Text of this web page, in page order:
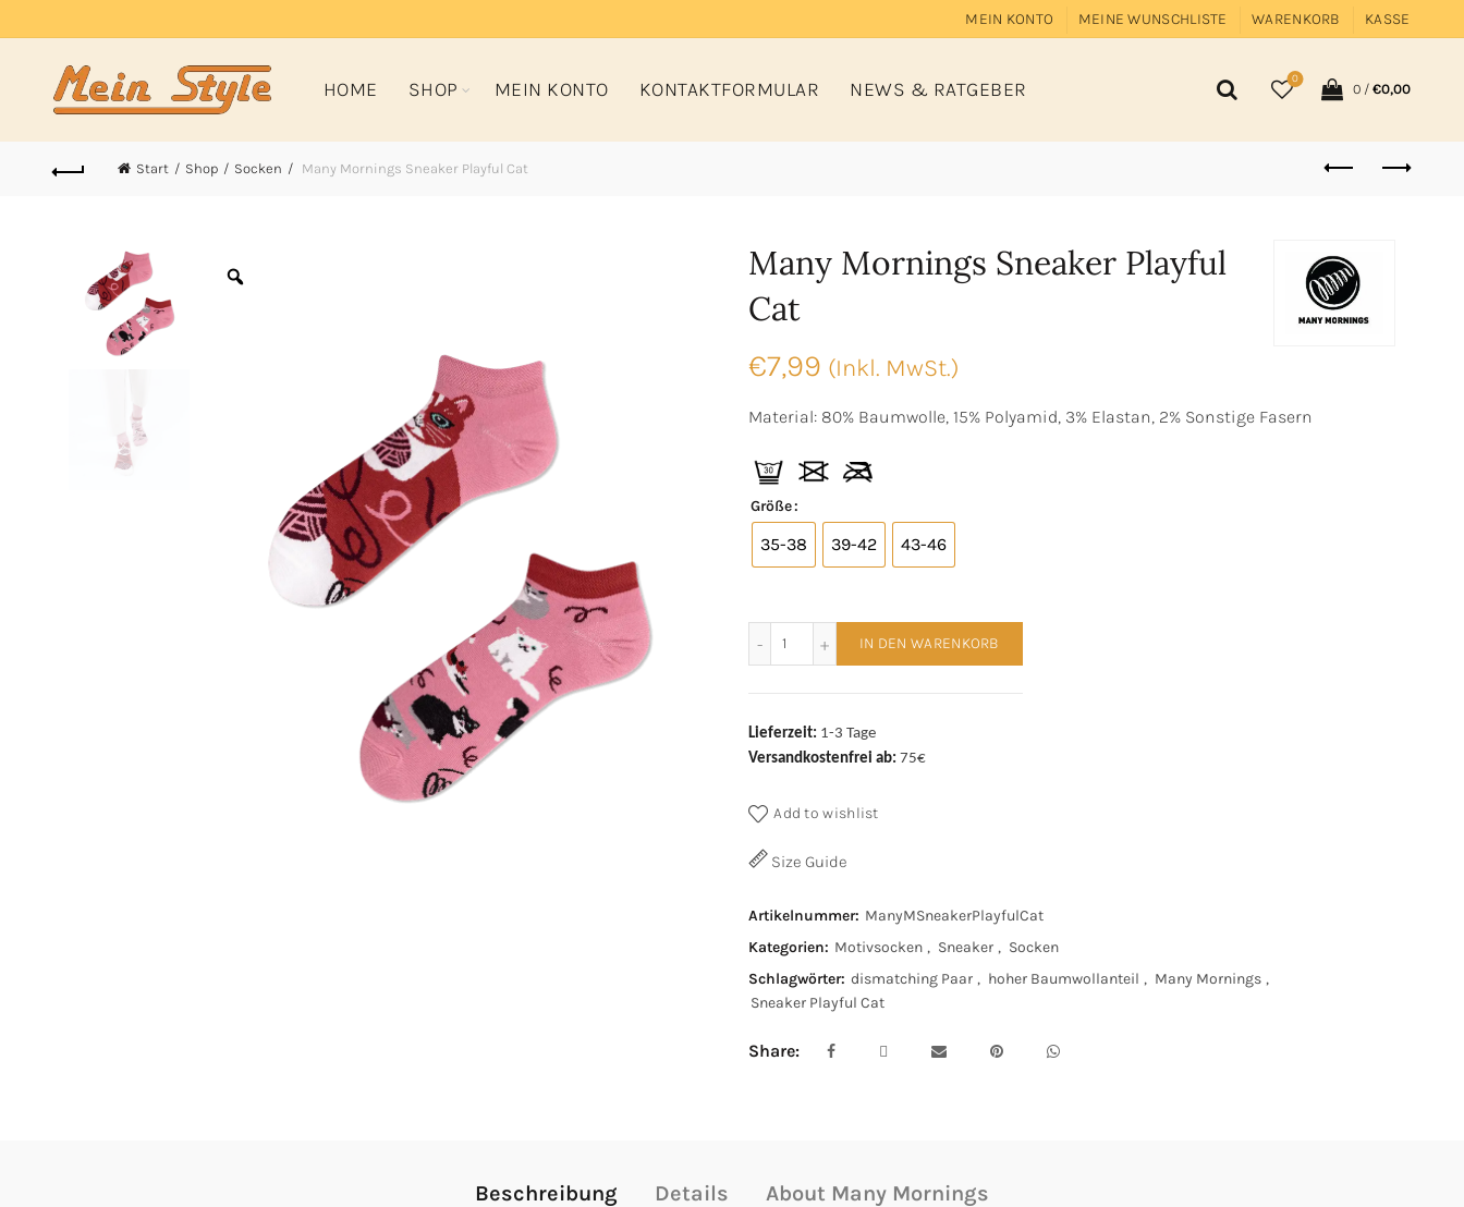
MEIN KONTO MEINE WUNSCHLISTE WARENKORB KASSE
HOME SHOP MEIN KONTO KONTAKTFORMULAR NEWS & RATGEBER 0
0 / €0,00
Start Shop Socken Many Mornings Sneaker Playful Cat
Many Mornings Sneaker Playful
Cat
€7,99 (Inkl. MwSt.)
Material: 80% Baumwolle, 15% Polyamid, 3% Elastan, 2% Sonstige Fasern
Größe
35-38 39-42 43-46
IN DEN WARENKORB
Lieferzeit: 1-3 Tage
Versandkostenfrei ab: 75€
Add to wishlist
Size Guide
Artikelnummer: ManyMSneakerPlayfulCat
Kategorien: Motivsocken , Sneaker , Socken
Schlagwörter: dismatching Paar , hoher Baumwollanteil , Many Mornings ,
Sneaker Playful Cat
Share
Beschreibung Details About Many Mornings